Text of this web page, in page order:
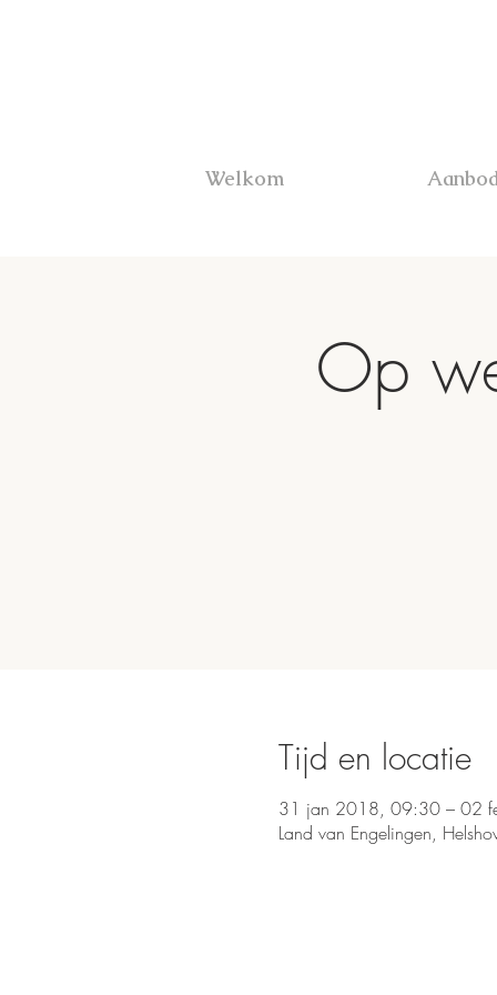
Welkom
Op
Tijd en locatie
31 jan 2018, 09:30 – 02
Land van Engelingen,